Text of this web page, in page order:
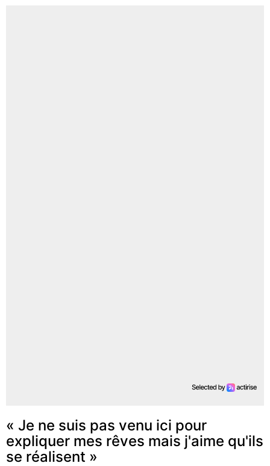
« Je ne suis pas venu ici pour
expliquer mes rêves mais j'aime qu'ils
se réalisent »